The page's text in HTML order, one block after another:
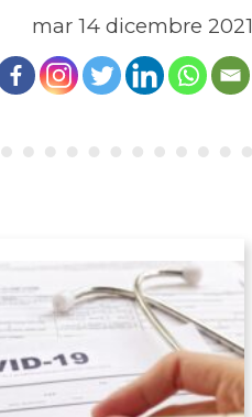
mar 14 dicembre 2021